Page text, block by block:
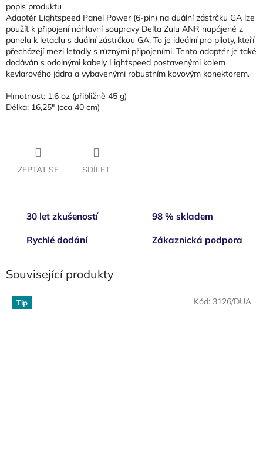
popis produktu
Adaptér Lightspeed Panel Power (6-pin) na duální zástrčku GA lze
použít k připojení náhlavní soupravy Delta Zulu ANR napájené z
panelu k letadlu s duální zástrčkou GA. To je ideální pro piloty, kteří
přecházejí mezi letadly s různými připojeními. Tento adaptér je také
dodáván s odolnými kabely Lightspeed postavenými kolem
kevlarového jádra a vybavenými robustním kovovým konektorem.
Hmotnost: 1,6 oz (přibližně 45 g)
Délka: 16,25" (cca 40 cm)
ZEPTAT SE SDÍLET
30 let zkušeností 98 % skladem
Rychlé dodání Zákaznická podpora
Související produkty
Tip Kód: 3126/DUA